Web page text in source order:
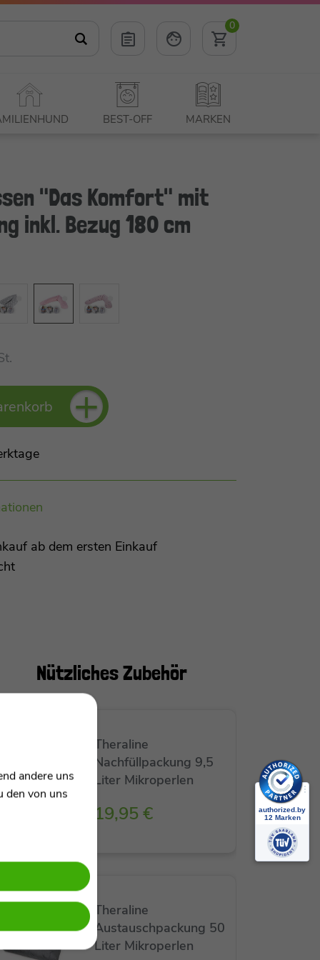
0
BEST-OFF MARKEN
"Das Komfort" mit
inkl. Bezug 180 cm
+
ab dem ersten Einkauf
NützlichesZubehör
Theraline
Nachfüllpackung 9,5
Liter Mikroperlen
19,95 €
Theraline
Austauschpackung 50
Liter Mikroperlen
andere uns
den von uns